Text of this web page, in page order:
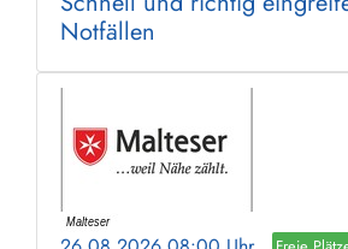
Notfällen